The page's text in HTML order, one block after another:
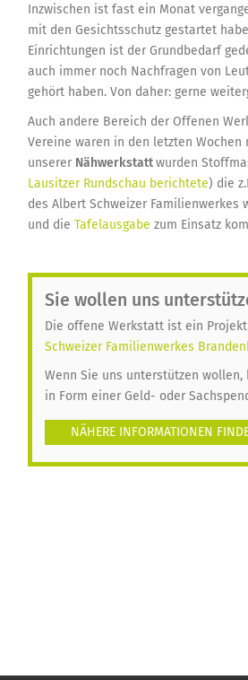
Inzwischen ist fast ein Monat
mit den Gesichtsschutz gestartet
Einrichtungen ist der Grundbedarf
auch immer noch Nachfragen von
gehört haben. Von daher: gerne
Auch andere Bereich der Offenen
Vereine waren in den letzten
unserer Nähwerkstattwurden
Lausitzer Rundschau berichtete) die
des Albert Schweizer Familienwerkes
und die Tafelausgabe zum Einsatz
Sie wollen uns
Die offene Werkstatt ist ein
Schweizer Familienwerkes
Wenn Sie uns unterstützen wollen,
in Form einer Geld- oder
NÄHERE INFORMATIONEN